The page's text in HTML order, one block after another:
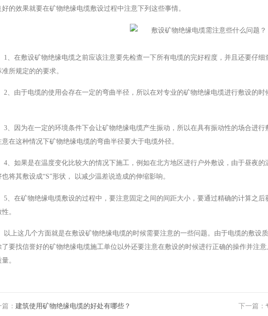
BYJWDZ-
BYJ(F)RVVRVVP
好的效果就要在矿物绝缘电缆敷设过程中注意下列这些事情。
1、在敷设矿物绝缘电缆之前应该注意要先检查一下所有电缆的完好程度，并且还要仔
准所规定的的要求。
2、由于电缆的使用会存在一定的弯曲半径，所以在对专业的矿物绝缘电缆进行敷设的
3、因为在一定的环境条件下会让矿物绝缘电缆产生振动，所以在具有振动性的场合进行
意在这种情况下矿物绝缘电缆的弯曲半径要大于电缆外径。
4、如果是在温度变化比较大的情况下施工，例如在北方地区进行户外敷设，由于昼夜
也将其敷设成“S”形状， 以减少温差说造成的伸缩影响。
5、在矿物绝缘电缆敷设的过程中，要注意固定之间的间距大小，要通过精确的计算之
。
以上这几个方面就是在敷设矿物绝缘电缆的时候需要注意的一些问题。由于电缆的敷设
了要找信誉好的矿物绝缘电缆施工单位以外还要注意在敷设的时候进行正确的操作并注
。
篇： 建筑使用矿物绝缘电缆的好处有哪些？ 下一篇：